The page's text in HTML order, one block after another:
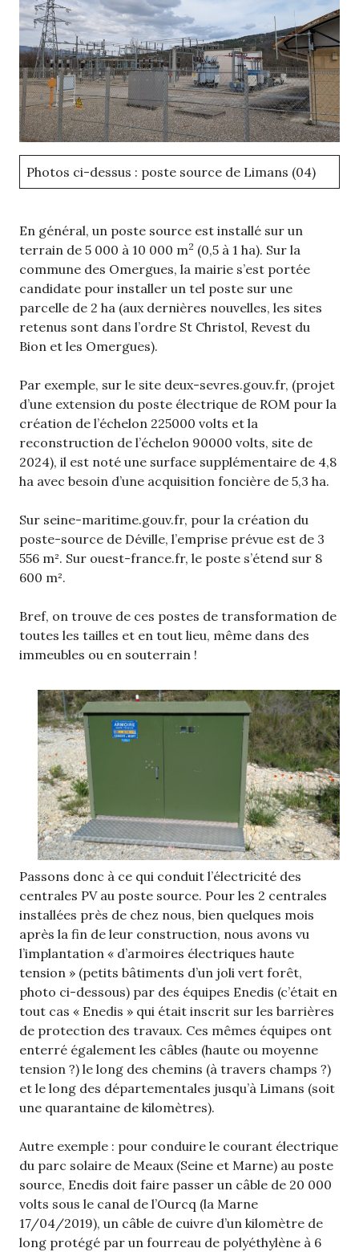
Photos ci-dessus : poste source de Limans (04)
En général, un poste source est installé sur un
terrain de 5 000 à 10 000 m2 (0,5 à 1 ha). Sur la
commune des Omergues, la mairie s’est portée
candidate pour installer un tel poste sur une
parcelle de 2 ha (aux dernières nouvelles, les sites
retenus sont dans l’ordre St Christol, Revest du
Bion et les Omergues).
Par exemple, sur le site deux-sevres.gouv.fr, (projet
d’une extension du poste électrique de ROM pour la
création de l’échelon 225000 volts et la
reconstruction de l’échelon 90000 volts, site de
2024), il est noté une surface supplémentaire de 4,8
ha avec besoin d’une acquisition foncière de 5,3 ha.
Sur seine-maritime.gouv.fr, pour la création du
poste-source de Déville, l’emprise prévue est de 3
556 m². Sur ouest-france.fr, le poste s’étend sur 8
600 m².
Bref, on trouve de ces postes de transformation de
toutes les tailles et en tout lieu, même dans des
immeubles ou en souterrain !
Passons donc à ce qui conduit l’électricité des
centrales PV au poste source. Pour les 2 centrales
installées près de chez nous, bien quelques mois
après la fin de leur construction, nous avons vu
l’implantation « d’armoires électriques haute
tension » (petits bâtiments d’un joli vert forêt,
photo ci-dessous) par des équipes Enedis (c’était en
tout cas « Enedis » qui était inscrit sur les barrières
de protection des travaux. Ces mêmes équipes ont
enterré également les câbles (haute ou moyenne
tension ?) le long des chemins (à travers champs ?)
et le long des départementales jusqu’à Limans (soit
une quarantaine de kilomètres).
Autre exemple : pour conduire le courant électrique
du parc solaire de Meaux (Seine et Marne) au poste
source, Enedis doit faire passer un câble de 20 000
volts sous le canal de l’Ourcq (la Marne
17/04/2019), un câble de cuivre d’un kilomètre de
long protégé par un fourreau de polyéthylène à 6